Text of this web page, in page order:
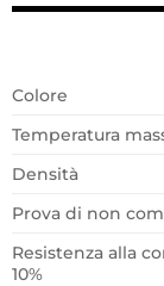
Colore
Temperatura
Densità
Prova di non
Resistenza alla
10%